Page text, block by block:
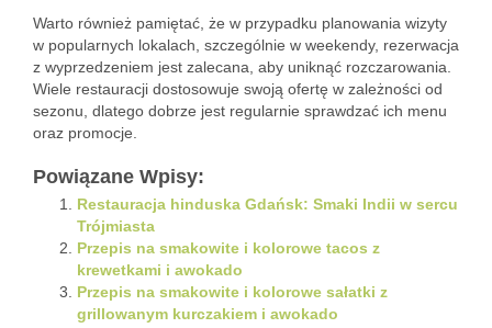
Warto również pamiętać, że w przypadku planowania wizyty
w popularnych lokalach, szczególnie w weekendy, rezerwacja
z wyprzedzeniem jest zalecana, aby uniknąć rozczarowania.
Wiele restauracji dostosowuje swoją ofertę w zależności od
sezonu, dlatego dobrze jest regularnie sprawdzać ich menu
oraz promocje.
Powiązane Wpisy:
Restauracja hinduska Gdańsk: Smaki Indii w sercu
Trójmiasta
Przepis na smakowite i kolorowe tacos z
krewetkami i awokado
Przepis na smakowite i kolorowe sałatki z
grillowanym kurczakiem i awokado